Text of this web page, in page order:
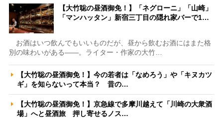
【大竹聡の昼酒御免！】「ネグローニ」「山崎」
「マンハッタン」新宿三丁目の隠れ家バーで1…
お酒はいつ飲んでもいいものだが、昼から飲むお酒にはまた格
別の味わいがある――。ライター・作家の大竹…
【大竹聡の昼酒御免！】今の若者は「なめろう」や「キヌカツ
ギ」を知らないって本当？ 昔の…
【大竹聡の昼酒御免！】京急線で多摩川越えて「川崎の大衆酒
場」へと昼酒旅 押し寄せるノス…